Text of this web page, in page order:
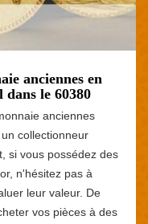
anciennes en
dans le 60380
anciennes
collectionneur
si vous possédez des
n'hésitez pas à
leur valeur. De
vos pièces à des